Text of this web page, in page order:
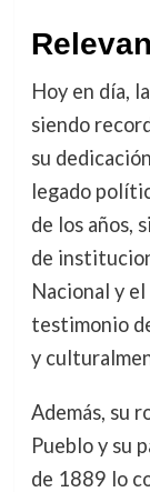
Hoy en día,
siendo
su
legado
de los años,
de
Nacional y
testimonio
y
Además, su
Pueblo y su
de 1889 lo